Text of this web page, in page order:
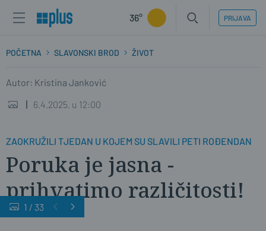
36° PRIJAVA
POČETNA SLAVONSKI BROD ŽIVOT
Autor: Kristina Janković
6.4.2025. u 12:00
ZAOKRUŽILI TJEDAN U KOJEM SU SLAVILI PETI ROĐENDAN
Poruka je jasna -
prihvatimo različitosti!
1 / 33